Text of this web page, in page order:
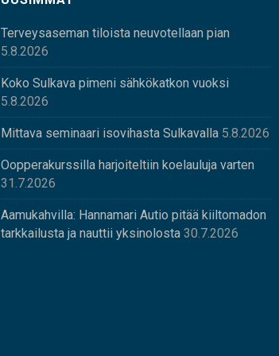
Terveysaseman tiloista neuvotellaan pian
5.8.2026
Koko Sulkava pimeni sähkökatkon vuoksi
5.8.2026
Mittava seminaari isovihasta Sulkavalla 5.8.2026
Oopperakurssilla harjoiteltiin koelauluja varten
31.7.2026
Aamukahvilla: Hannamari Autio pitää kiiltomadon
tarkkailusta ja nauttii yksinolosta 30.7.2026